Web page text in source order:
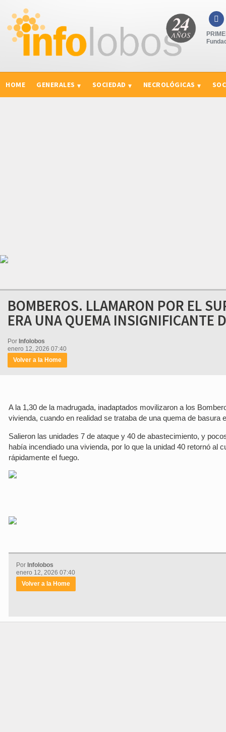

HOME GENERALES SOCIEDAD NECROLÓGICAS
BOMBEROS. LLAMARON POR EL
ERA UNA QUEMA INSIGNIFICANTE
Por Infolobos
enero 12, 2026 07:40
Volver a la Home
A la 1,30 de la madrugada, inadaptados movilizaron a los
vivienda, cuando en realidad se trataba de una quema de
Salieron las unidades 7 de ataque y 40 de abastecimiento, y
había incendiado una vivienda, por lo que la unidad 40 retornó al
rápidamente el fuego.
Por Infolobos
enero 12, 2026 07:40
Volver a la Home